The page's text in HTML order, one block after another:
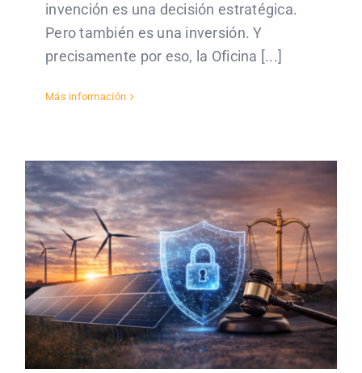
invención es una decisión estratégica.
Pero también es una inversión. Y
precisamente por eso, la Oficina [...]
Más información